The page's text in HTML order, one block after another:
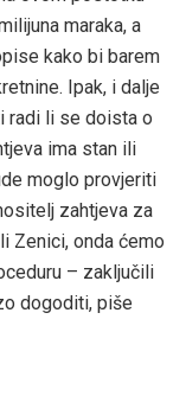
maraka, a
kako bi barem
Ipak, i dalje
radi li se doista o
ima stan ili
moglo provjeriti
zahtjeva za
Zenici, onda ćemo
– zaključili
dogoditi, piše